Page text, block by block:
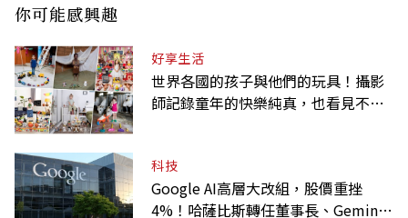
你可能感興趣
好享生活
世界各國的孩子與他們的玩具！攝影
師記錄童年的快樂純真，也看見不同
科技
Google AI高層大改組，股價重挫
4%！哈薩比斯轉任董事長、Gemini